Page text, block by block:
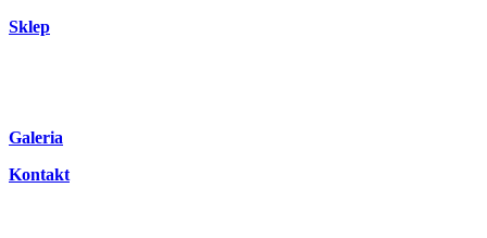
Sklep
Galeria
Kontakt